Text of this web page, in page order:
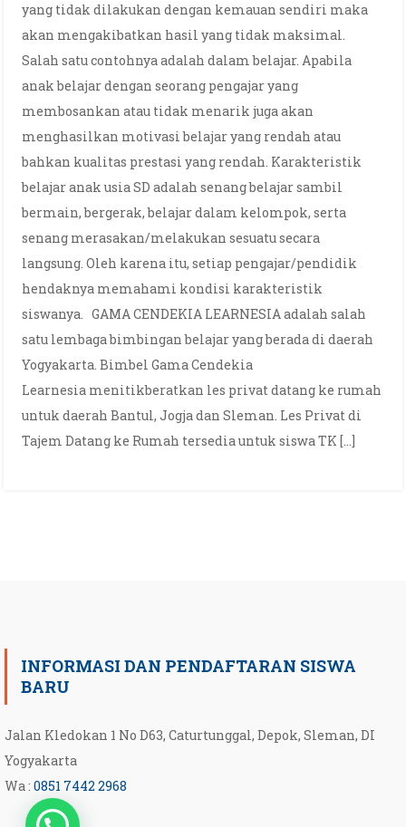
yang tidak dilakukan dengan kemauan sendiri maka
akan mengakibatkan hasil yang tidak maksimal.
Salah satu contohnya adalah dalam belajar. Apabila
anak belajar dengan seorang pengajar yang
membosankan atau tidak menarik juga akan
menghasilkan motivasi belajar yang rendah atau
bahkan kualitas prestasi yang rendah. Karakteristik
belajar anak usia SD adalah senang belajar sambil
bermain, bergerak, belajar dalam kelompok, serta
senang merasakan/melakukan sesuatu secara
langsung. Oleh karena itu, setiap pengajar/pendidik
hendaknya memahami kondisi karakteristik
siswanya. GAMA CENDEKIA LEARNESIA adalah salah
satu lembaga bimbingan belajar yang berada di daerah
Yogyakarta. Bimbel Gama Cendekia
Learnesia menitikberatkan les privat datang ke rumah
untuk daerah Bantul, Jogja dan Sleman. Les Privat di
Tajem Datang ke Rumah tersedia untuk siswa TK […]
INFORMASI DAN PENDAFTARAN SISWA
BARU
Jalan Kledokan 1 No D63, Caturtunggal, Depok, Sleman, DI
Yogyakarta
Wa : 0851 7442 2968